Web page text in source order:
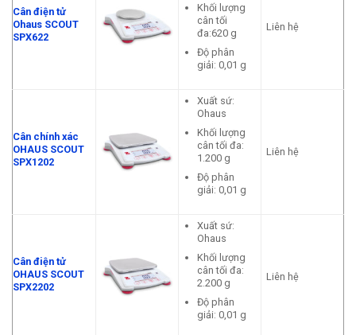
Cân điện tử
Ohaus SCOUT
SPX622
Khối lượng
cân tối
đa:620 g
Độ phân
giải: 0,01 g
Liên hệ
Cân chính xác
OHAUS SCOUT
SPX1202
Xuất sứ:
Ohaus
Khối lượng
cân tối đa:
1.200 g
Độ phân
giải: 0,01 g
Liên hệ
Cân điện tử
OHAUS SCOUT
SPX2202
Xuất sứ:
Ohaus
Khối lượng
cân tối đa:
2.200 g
Độ phân
giải: 0,01 g
Liên hệ